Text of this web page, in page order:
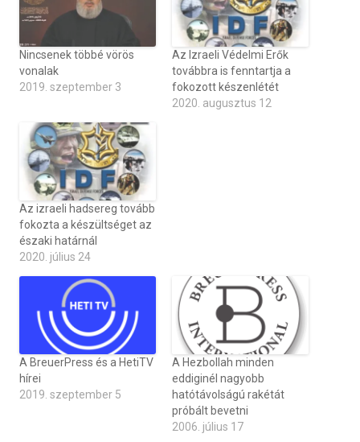
Nincsenek többé vörös
vonalak
2019. szeptember 3
Az Izraeli Védelmi Erők
továbbra is fenntartja a
fokozott készenlétét
2020. augusztus 12
Az izraeli hadsereg tovább
fokozta a készültséget az
északi határnál
2020. július 24
A BreuerPress és a HetiTV
hírei
2019. szeptember 5
A Hezbollah minden
eddiginél nagyobb
hatótávolságú rakétát
próbált bevetni
2006. július 17